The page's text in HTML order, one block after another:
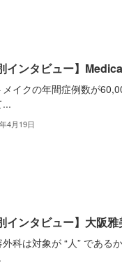
インタビュー】
メイクの年間症例数が
...
4月19日
インタビュー】大阪
外科は対象が “人” であ